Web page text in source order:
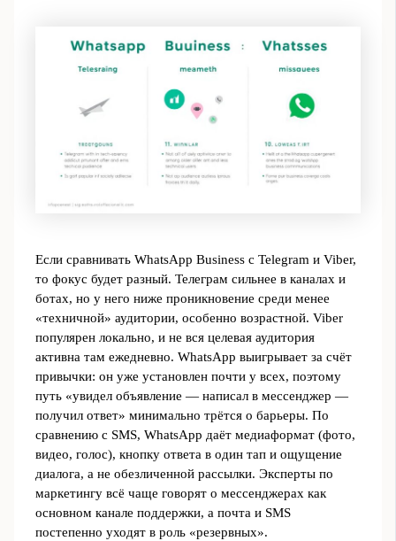
Если сравнивать WhatsApp Business с Telegram и Viber,
то фокус будет разный. Телеграм сильнее в каналах и
ботах, но у него ниже проникновение среди менее
«техничной» аудитории, особенно возрастной. Viber
популярен локально, и не вся целевая аудитория
активна там ежедневно. WhatsApp выигрывает за счёт
привычки: он уже установлен почти у всех, поэтому
путь «увидел объявление — написал в мессенджер —
получил ответ» минимально трётся о барьеры. По
сравнению с SMS, WhatsApp даёт медиаформат (фото,
видео, голос), кнопку ответа в один тап и ощущение
диалога, а не обезличенной рассылки. Эксперты по
маркетингу всё чаще говорят о мессенджерах как
основном канале поддержки, а почта и SMS
постепенно уходят в роль «резервных».